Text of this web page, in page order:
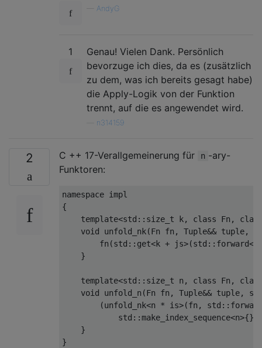
AndyG
1
Genau! Vielen Dank. Persönlich
bevorzuge ich dies, da es (zusätzlich
zu dem, was ich bereits gesagt habe)
die Apply-Logik von der Funktion
trennt, auf die es angewendet wird.
n314159
2 C ++ 17-Verallgemeinerung für n -ary-
Funktoren:
namespace
{
template<std :: size_t k, class Fn ,
void unfold_nk(Fn fn , Tuple&& tuple,
        fn
(std :: get<k + js>(std :: forward<
}
template<std :: size_t n , class Fn ,
void unfold_n (Fn fn , Tuple&& tuple,
(unfold_nk<n * is>(fn , std ::
            std
::make_index_sequence<n>
}
}